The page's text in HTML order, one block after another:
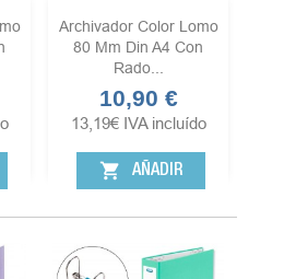
Archivador Color Lomo
80 Mm Din A4 Con
Rado...
Precio
10,90 €
13,19€ IVA incluído
shopping_cart AÑADIR